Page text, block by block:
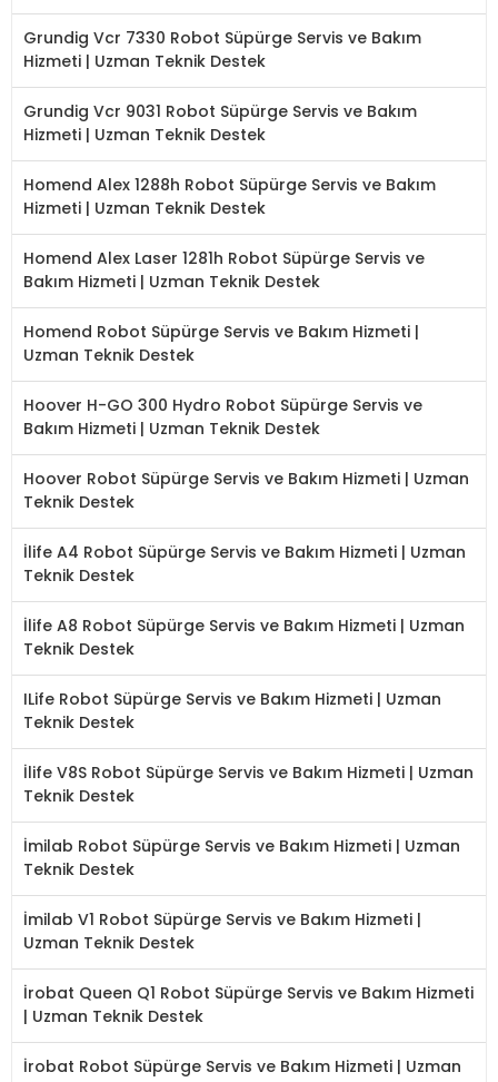
Grundig Vcr 7330 Robot Süpürge Servis ve Bakım
Hizmeti | Uzman Teknik Destek
Grundig Vcr 9031 Robot Süpürge Servis ve Bakım
Hizmeti | Uzman Teknik Destek
Homend Alex 1288h Robot Süpürge Servis ve Bakım
Hizmeti | Uzman Teknik Destek
Homend Alex Laser 1281h Robot Süpürge Servis ve
Bakım Hizmeti | Uzman Teknik Destek
Homend Robot Süpürge Servis ve Bakım Hizmeti |
Uzman Teknik Destek
Hoover H-GO 300 Hydro Robot Süpürge Servis ve
Bakım Hizmeti | Uzman Teknik Destek
Hoover Robot Süpürge Servis ve Bakım Hizmeti | Uzman
Teknik Destek
İlife A4 Robot Süpürge Servis ve Bakım Hizmeti | Uzman
Teknik Destek
İlife A8 Robot Süpürge Servis ve Bakım Hizmeti | Uzman
Teknik Destek
ILife Robot Süpürge Servis ve Bakım Hizmeti | Uzman
Teknik Destek
İlife V8S Robot Süpürge Servis ve Bakım Hizmeti | Uzman
Teknik Destek
İmilab Robot Süpürge Servis ve Bakım Hizmeti | Uzman
Teknik Destek
İmilab V1 Robot Süpürge Servis ve Bakım Hizmeti |
Uzman Teknik Destek
İrobat Queen Q1 Robot Süpürge Servis ve Bakım Hizmeti
| Uzman Teknik Destek
İrobat Robot Süpürge Servis ve Bakım Hizmeti | Uzman